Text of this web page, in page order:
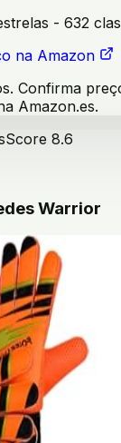
- 632
na Amazon
Confirma
Amazon.es.
Score 8.6
Warrior